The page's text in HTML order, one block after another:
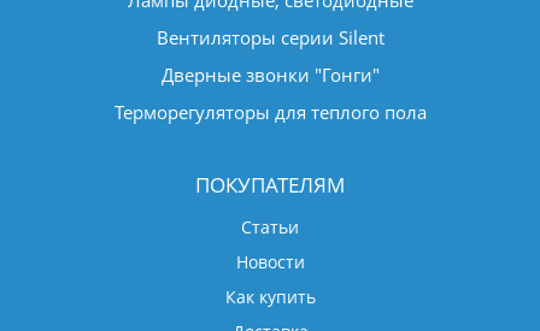
Вентиляторы серии Silent
Дверные звонки "Гонги"
Терморегуляторы для теплого пола
ПОКУПАТЕЛЯМ
Статьи
Новости
Как купить